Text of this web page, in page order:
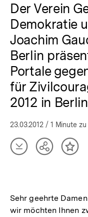
Der Verein
Demokratie
Joachim
Berlin
Portale
für
2012 in Berlin
23.03.2012 / 1 Minute
Artikel
herunterladen
Teilen
Sehr geehrte
wir möchten Ihnen